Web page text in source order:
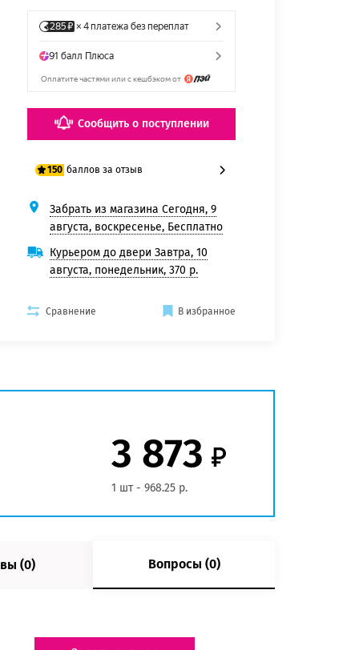
Сообщить о поступлении
150 баллов за отзыв
125 баллов
150 баллов
Забрать из магазина Сегодня, 9
августа, воскресенье, Бесплатно
Курьером до двери Завтра, 10
августа, понедельник, 370 р.
Сравнение В избранное
3 873
1 шт - 968.25 р.
(0) Вопросы (0)